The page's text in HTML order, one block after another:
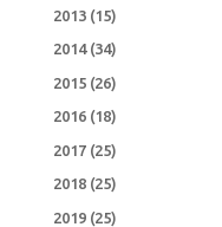
2013(15)
2014(34)
2015(26)
2016(18)
2017(25)
2018(25)
2019(25)